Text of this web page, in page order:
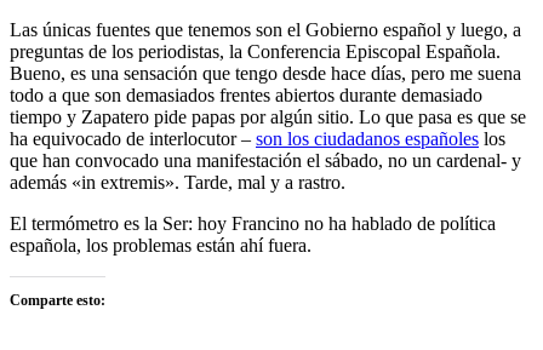
Las únicas fuentes que tenemos son el Gobierno español y luego, a
preguntas de los periodistas, la Conferencia Episcopal Española.
Bueno, es una sensación que tengo desde hace días, pero me suena
todo a que son demasiados frentes abiertos durante demasiado
tiempo y Zapatero pide papas por algún sitio. Lo que pasa es que se
ha equivocado de interlocutor – son los ciudadanos españoles los
que han convocado una manifestación el sábado, no un cardenal- y
además «in extremis». Tarde, mal y a rastro.
El termómetro es la Ser: hoy Francino no ha hablado de política
española, los problemas están ahí fuera.
Comparte esto: